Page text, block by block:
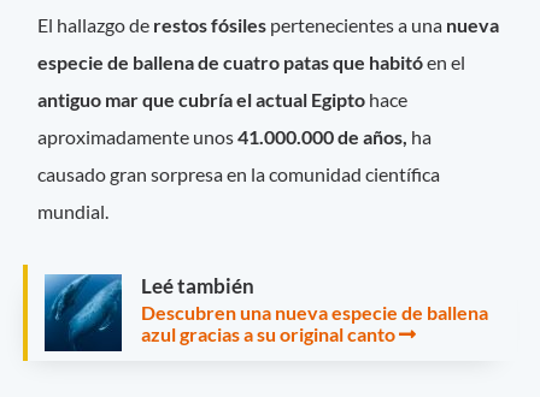
El hallazgo de restos fósiles pertenecientes a una nueva
especie de ballena de cuatro patas que habitóen el
antiguo mar que cubría el actual Egipto hace
aproximadamente unos41.000.000 de años, ha
causado gran sorpresa en la comunidad científica
mundial.
Leé también
Descubren una nueva especie de ballena
azul gracias a su original canto